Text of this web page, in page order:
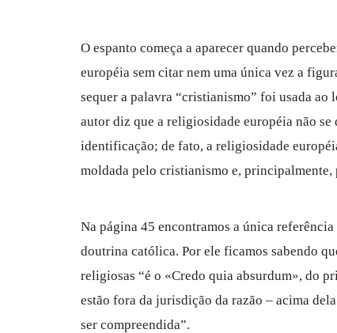
O espanto começa a aparecer quando
européia sem citar nem uma única vez a
sequer a palavra “cristianismo” foi usada ao
autor diz que a religiosidade européia não
identificação; de fato, a religiosidade
moldada pelo cristianismo e, principalmente,
Na página 45 encontramos a única
doutrina católica. Por ele ficamos sabendo
religiosas “é o «Credo quia absurdum», do
estão fora da jurisdição da razão – acima
ser compreendida”.